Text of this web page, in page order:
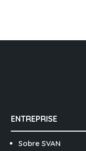
ENTREPRISE
Sobre SVAN